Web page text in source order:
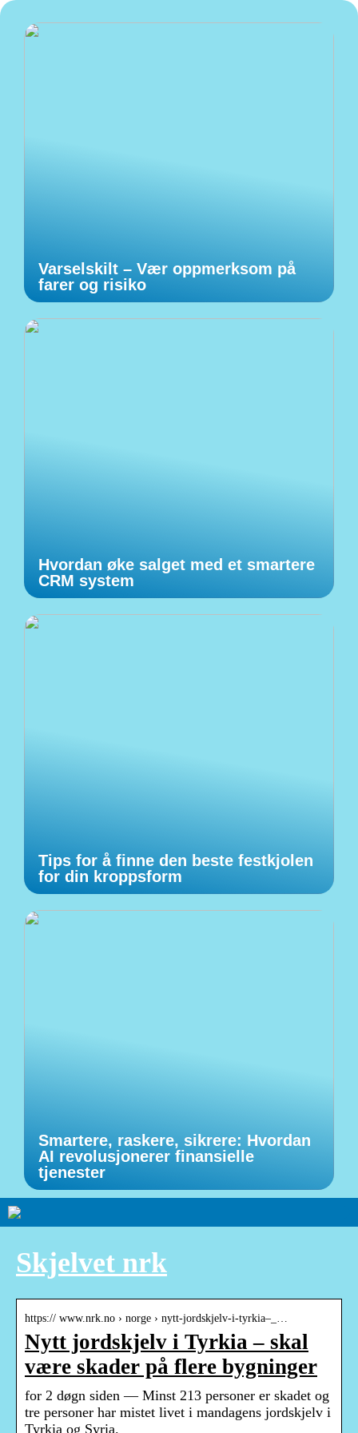
Varselskilt – Vær oppmerksom på
farer og risiko
Hvordan øke salget med et smartere
CRM system
Tips for å finne den beste festkjolen
for din kroppsform
Smartere, raskere, sikrere: Hvordan
AI revolusjonerer finansielle
tjenester
Skjelvet nrk
https:// www.nrk.no › norge › nytt-jordskjelv-i-tyrkia–_…
Nytt jordskjelv i Tyrkia – skal
være skader på flere bygninger
for 2 døgn siden — Minst 213 personer er skadet og
tre personer har mistet livet i mandagens jordskjelv i
Tyrkia og Syria.